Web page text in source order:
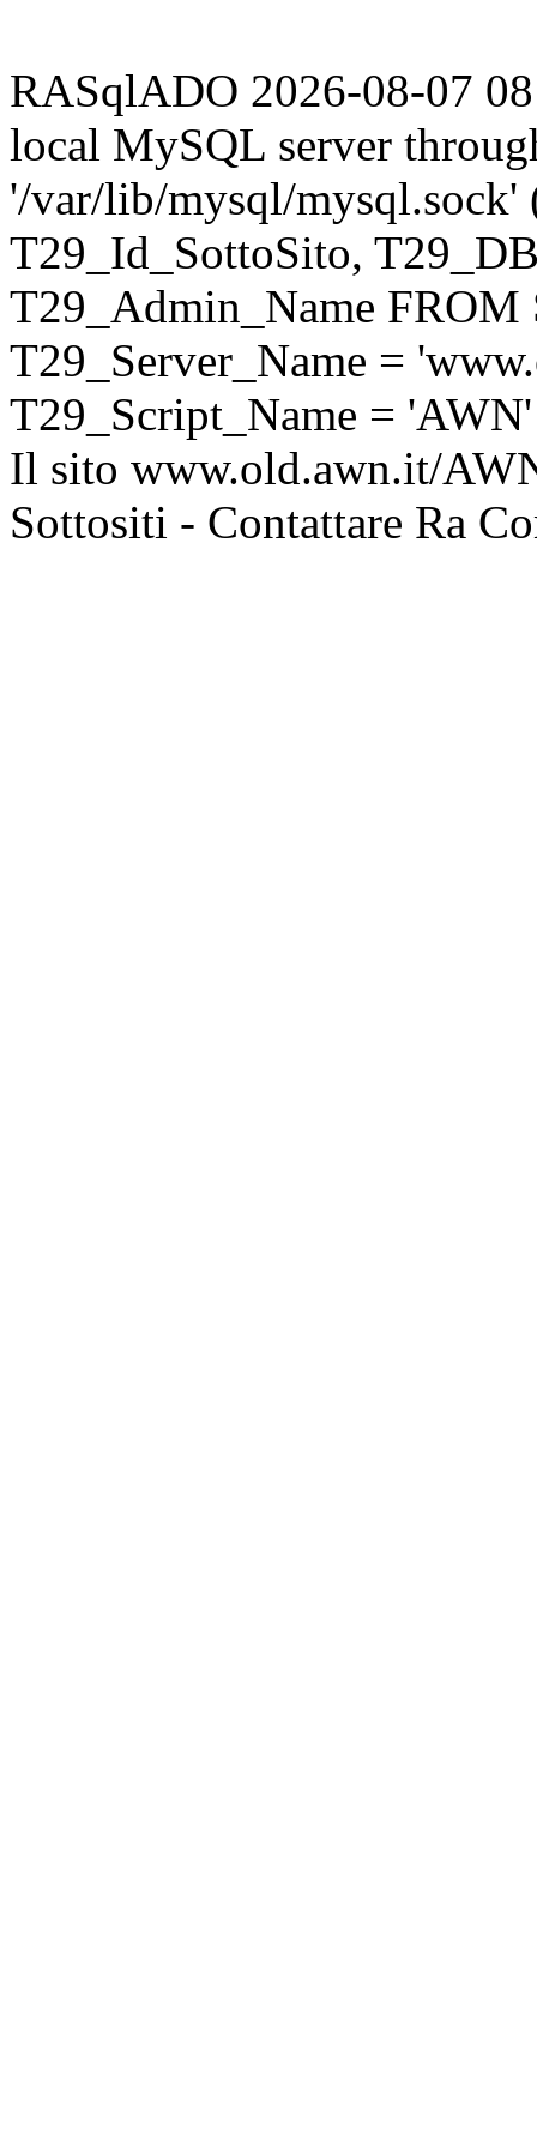
RASqlADO 2026-08-07
local MySQL server
'/var/lib/mysql/mysql.sock'
T29_Id_SottoSito,
T29_Admin_Name
T29_Server_Name =
T29_Script_Name = 'AWN'
Il sito www.old.awn.it/
Sottositi - Contattare Ra